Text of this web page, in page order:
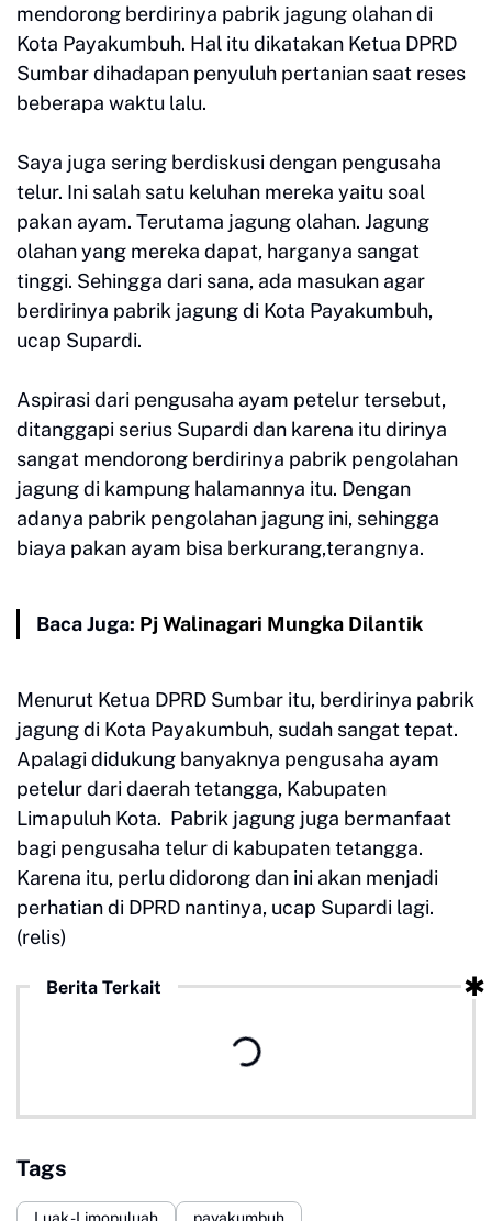
mendorong berdirinya pabrik jagung olahan di
Kota Payakumbuh. Hal itu dikatakan Ketua DPRD
Sumbar dihadapan penyuluh pertanian saat reses
beberapa waktu lalu.
Saya juga sering berdiskusi dengan pengusaha
telur. Ini salah satu keluhan mereka yaitu soal
pakan ayam. Terutama jagung olahan. Jagung
olahan yang mereka dapat, harganya sangat
tinggi. Sehingga dari sana, ada masukan agar
berdirinya pabrik jagung di Kota Payakumbuh,
ucap Supardi.
Aspirasi dari pengusaha ayam petelur tersebut,
ditanggapi serius Supardi dan karena itu dirinya
sangat mendorong berdirinya pabrik pengolahan
jagung di kampung halamannya itu. Dengan
adanya pabrik pengolahan jagung ini, sehingga
biaya pakan ayam bisa berkurang,terangnya.
Baca Juga: Pj Walinagari Mungka Dilantik
Menurut Ketua DPRD Sumbar itu, berdirinya pabrik
jagung di Kota Payakumbuh, sudah sangat tepat.
Apalagi didukung banyaknya pengusaha ayam
petelur dari daerah tetangga, Kabupaten
Limapuluh Kota. Pabrik jagung juga bermanfaat
bagi pengusaha telur di kabupaten tetangga.
Karena itu, perlu didorong dan ini akan menjadi
perhatian di DPRD nantinya, ucap Supardi lagi.
(relis)
Berita Terkait
Tags